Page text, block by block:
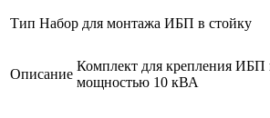
Тип Набор для монтажа ИБП в стойку
Описание
Комплект для крепления ИБП
мощностью 10 кВА